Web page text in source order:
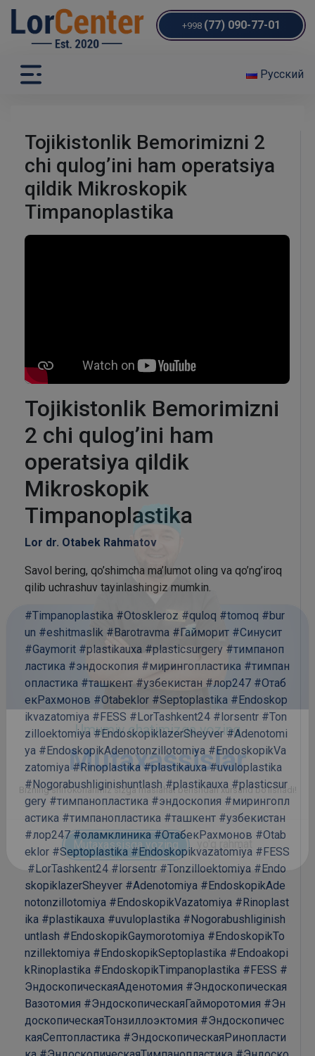
+998 (77) 090-77-01
Русский
Tojikistonlik Bemorimizni 2
chi qulog’ini ham operatsiya
qildik Mikroskopik
Timpanoplastika
Tojikistonlik Bemorimizni
2 chi qulog’ini ham
operatsiya qildik
Mikroskopik
Timpanoplastika
Lor dr. Otabek Rahmatov
Savol bering, qo’shimcha ma’lumot oling va qo’ng’iroq
qilib uchrashuv tayinlashingiz mumkin.
#Timpanoplastika #Otoskleroz #quloq #tomoq #bur
un #eshitmaslik #Barotravma #Гайморит #Синусит
#Gaymorit #plastikauxa #plasticsurgery #тимпаноп
ластика #эндоскопия #мирингопластика #тимпан
опластика #ташкент #узбекистан #лор247 #Отаб
екРахмонов #Otabeklor #Septoplastika #Endoskop
ikvazatomiya #FESS #LorTashkent24 #lorsentr #Ton
zilloektomiya #EndoskopiklazerSheyver #Adenotomi
ya #EndoskopikAdenotonzillotomiya #EndoskopikVa
zatomiya #Rinoplastika #plastikauxa #uvuloplastika
#Nogorabushliginishuntlash #plastikauxa #plasticsur
gery #тимпанопластика #эндоскопия #мирингопл
астика #тимпанопластика #ташкент #узбекистан
#лор247 #оламклиника #ОтабекРахмонов #Otab
eklor #Septoplastika #Endoskopikvazatomiya #FESS
#LorTashkent24 #lorsentr #Tonzilloektomiya #Endo
skopiklazerSheyver #Adenotomiya #EndoskopikAde
notonzillotomiya #EndoskopikVazatomiya #Rinoplast
ika #plastikauxa #uvuloplastika #Nogorabushliginish
untlash #EndoskopikGaymorotomiya #EndoskopikTo
nzillektomiya #EndoskopikSeptoplastika #Endoakopi
kRinoplastika #EndoskopikTimpanoplastika #FESS #
ЭндоскопическаяАденотомия #Эндоскопическая
Вазотомия #ЭндоскопическаяГайморотомия #Эн
доскопическаяТонзиллоэктомия #Эндоскопичес
каяСептопластика #ЭндоскопическаяРинопласти